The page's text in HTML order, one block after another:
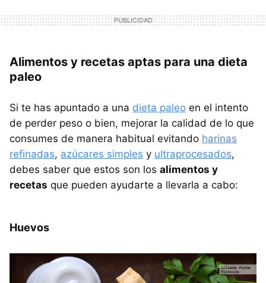
Alimentos y recetas aptas para una dieta
paleo
Si te has apuntado a una dieta paleo en el intento
de perder peso o bien, mejorar la calidad de lo que
consumes de manera habitual evitando harinas
refinadas, azúcares simples y ultraprocesados,
debes saber que estos son los alimentos y
recetas que pueden ayudarte a llevarla a cabo:
Huevos